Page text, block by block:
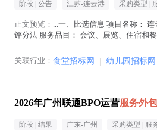
阶段 | 公告 江苏-连云港 采购类型 |
正文预览： ...一、比选信息 项目名称：
评分法 服务品目： 会议、展览、住宿和
关联行业： 食堂招标网 | 幼儿园招标网
2026年广州联通BPO运营服务外包
阶段 | 结果 广东-广州 采购类型 | 服